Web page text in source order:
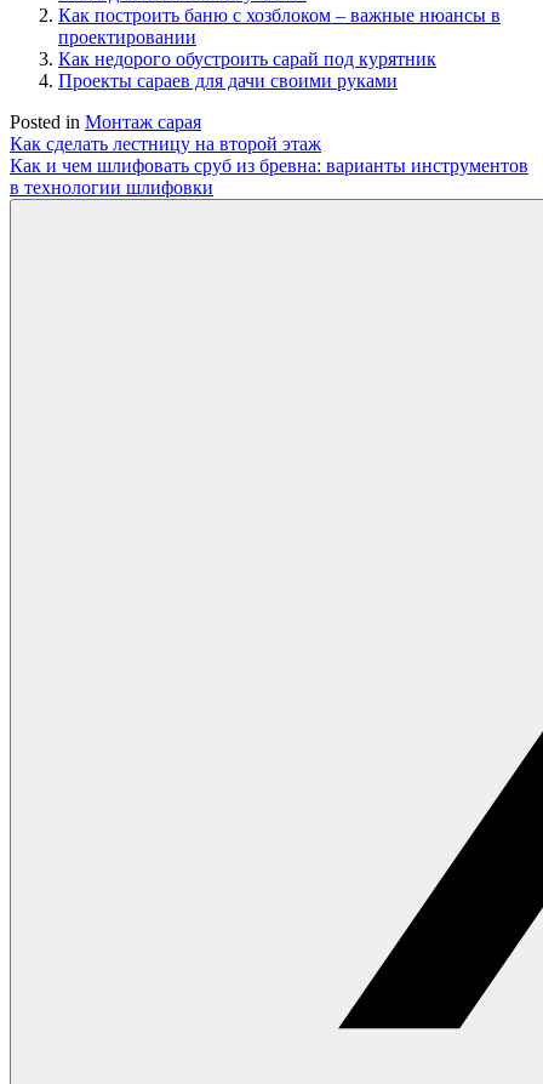
Как построить баню с хозблоком – важные нюансы в
проектировании
Как недорого обустроить сарай под курятник
Проекты сараев для дачи своими руками
Posted in Монтаж сарая
Навигация
по
записям
Как сделать лестницу на второй этаж
Как и чем шлифовать сруб из бревна: варианты инструментов
в технологии шлифовки